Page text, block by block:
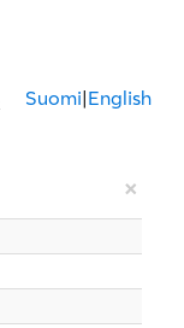
Suomi|English
×